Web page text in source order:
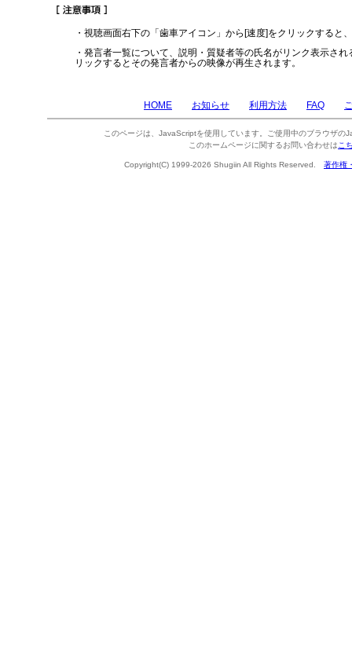
・視聴画面右下の「歯車アイコン」から[速度]をクリックすると
・発言者一覧について、説明・質疑者等の氏名がリンク表示さ
リックするとその発言者からの映像が再生されます。
HOME お知らせ 利用方法 FAQ
このページは、JavaScriptを使用しています。ご使用中のブラウザの
このホームページに関するお問い合わせは こ
Copyright(C) 1999-2026 Shugiin All Rights Reserved. 著作権